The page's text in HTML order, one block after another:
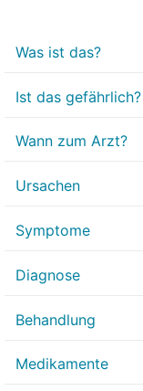
Was ist das?
Ist das gefährlich?
Wann zum Arzt?
Ursachen
Symptome
Diagnose
Behandlung
Medikamente